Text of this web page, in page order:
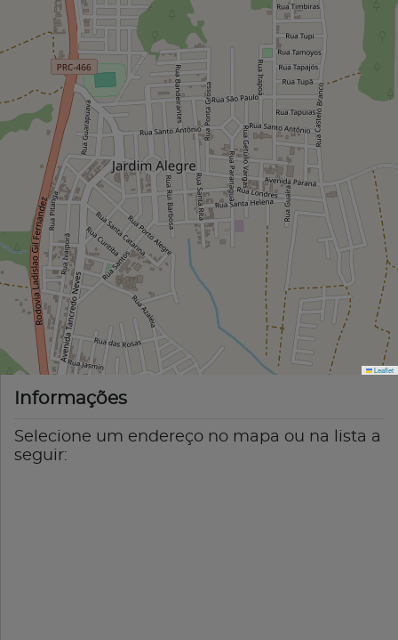
Leaflet
Informações
Selecione um endereço no mapa ou na lista a
seguir: